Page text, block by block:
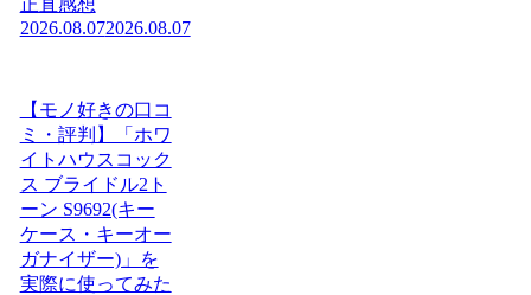
2026.08.072026.08.07
【モノ好きの口コ
ミ・評判】「ホワ
イトハウスコック
ス ブライドル2ト
ーン S9692(キー
ケース・キーオー
ガナイザー)」を
実際に使ってみた